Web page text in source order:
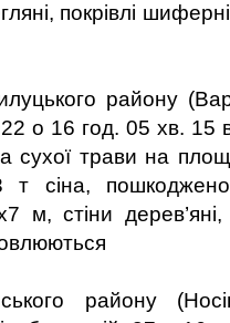
покрівлі
району
о 16 год. 05 хв. 15
сухої трави на
сіна,
м, стіни
району